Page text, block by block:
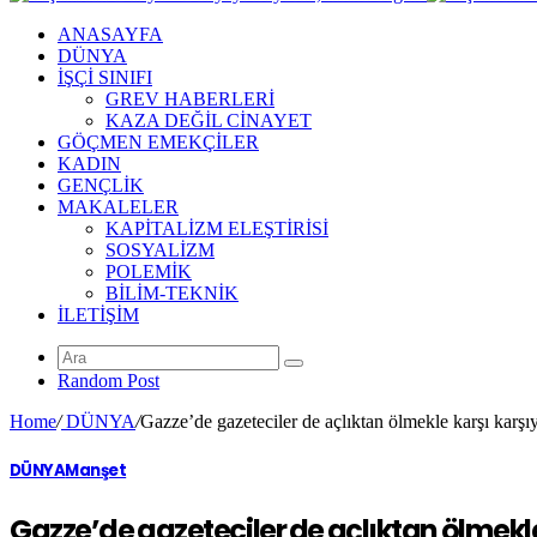
ANASAYFA
DÜNYA
İŞÇİ SINIFI
GREV HABERLERİ
KAZA DEĞİL CİNAYET
GÖÇMEN EMEKÇİLER
KADIN
GENÇLİK
MAKALELER
KAPİTALİZM ELEŞTİRİSİ
SOSYALİZM
POLEMİK
BİLİM-TEKNİK
ILETIŞIM
Random Post
Home/DÜNYA/Gazze’de gazeteciler de açlıktan ölmekle karşı
DÜNYAManşet